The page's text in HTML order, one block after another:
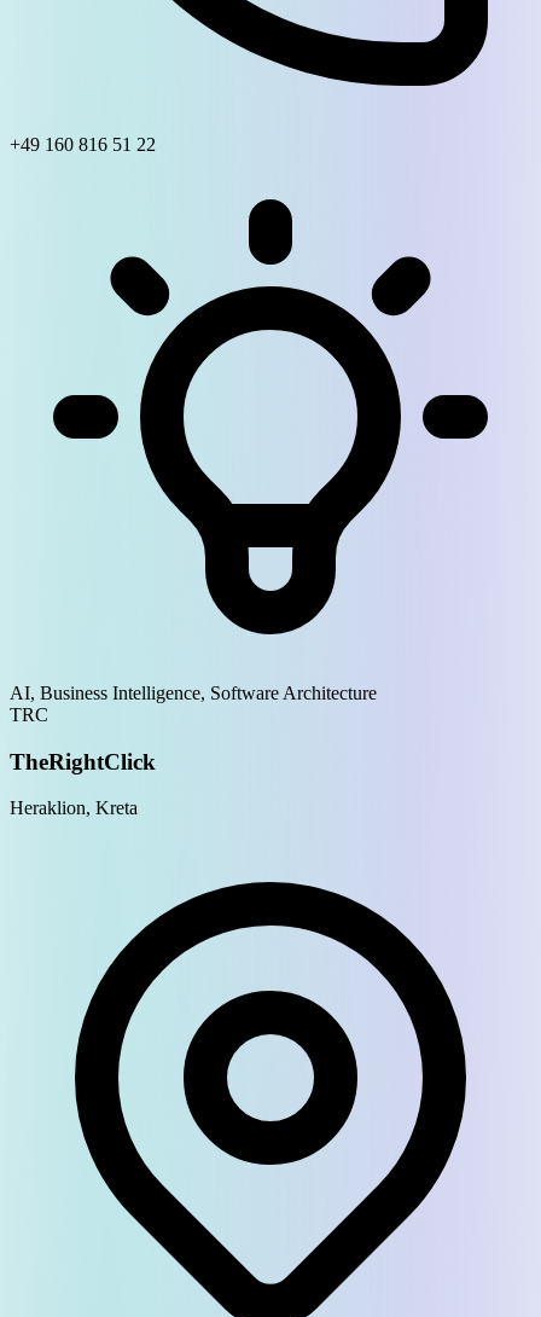
+49 160 816 51 22
AI, Business Intelligence, Software Architecture
TRC
TheRightClick
Heraklion, Kreta